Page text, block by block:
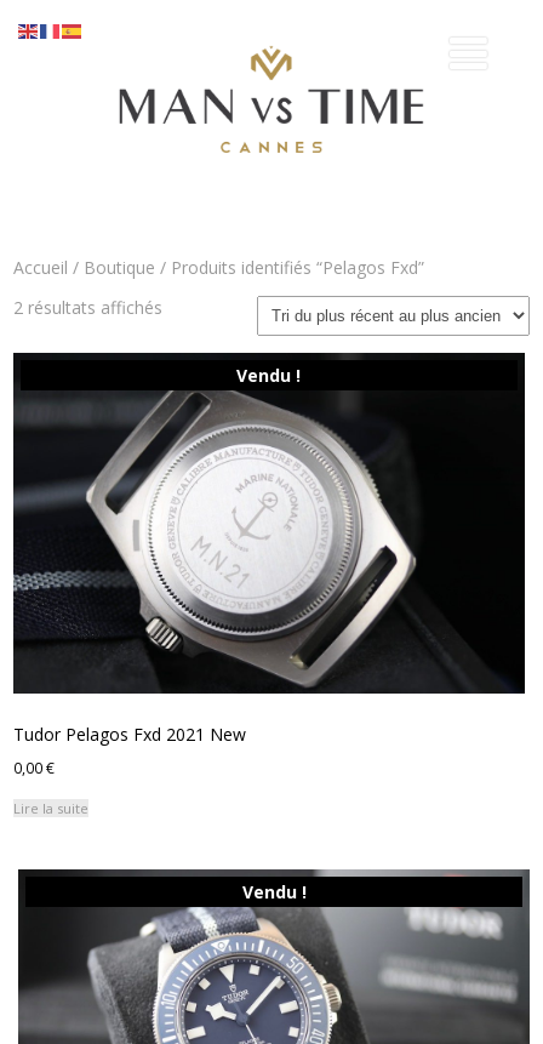
Accueil / Boutique / Produits identifiés “Pelagos Fxd”
2 résultats affichés
plus
au
plus
ancien
Vendu !
Tudor Pelagos Fxd 2021 New
0,00€
Lire la suite
Vendu !